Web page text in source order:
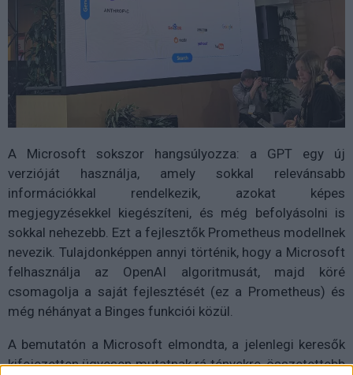
A Microsoft sokszor hangsúlyozza: a GPT egy új
verzióját használja, amely sokkal relevánsabb
információkkal rendelkezik, azokat képes
megjegyzésekkel kiegészíteni, és még befolyásolni is
sokkal nehezebb. Ezt a fejlesztők Prometheus modellnek
nevezik. Tulajdonképpen annyi történik, hogy a Microsoft
felhasználja az OpenAI algoritmusát, majd köré
csomagolja a saját fejlesztését (ez a Prometheus) és
még néhányat a Binges funkciói közül.
A bemutatón a Microsoft elmondta, a jelenlegi keresők
kifejezetten ügyesen mutatnak rá tényekre, összetettebb